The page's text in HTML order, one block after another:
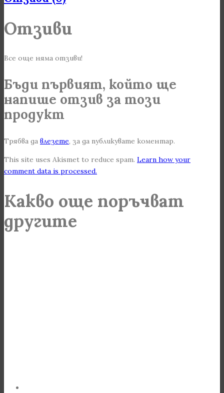
Отзиви
Все още няма отзиви!
Бъди първият, който ще
напише отзив за този
продукт
Трябва да влезете, за да публикувате коментар.
This site uses Akismet to reduce spam. Learn how your
comment data is processed.
Какво още поръчват
другите